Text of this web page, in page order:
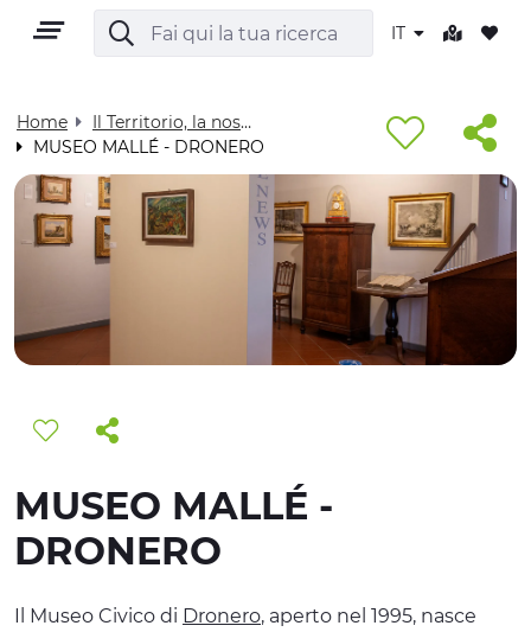
IT
IT
TERRITORIO
NATURA E BENESSERE
ESPERIENZE
EVENTI
Home
Il Territorio, la nostra casa - Visit Cuneese
MUSEO MALLÉ - DRONERO
MUSEO MALLÉ -
DRONERO
Il Museo Civico di Dronero, aperto nel 1995, nasce